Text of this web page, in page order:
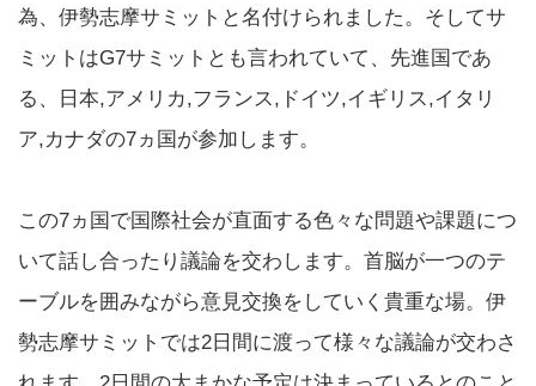
為、伊勢志摩サミットと名付けられました。そしてサ
ミットはG7サミットとも言われていて、先進国であ
る、日本,アメリカ,フランス,ドイツ,イギリス,イタリ
ア,カナダの7ヵ国が参加します。
この7ヵ国で国際社会が直面する色々な問題や課題につ
いて話し合ったり議論を交わします。首脳が一つのテ
ーブルを囲みながら意見交換をしていく貴重な場。伊
勢志摩サミットでは2日間に渡って様々な議論が交わさ